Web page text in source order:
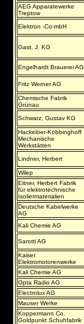
AEG Apparatewerke
Treptow
Elektron -Co-mbH
Gast, J. KG
Engelhardt Brauerei AG
Fritz Werner AG
Chemische Fabrik
Grünau
Schwarz, Gustav KG
Hackelöer-Köbbinghoff
Mechanische
Werkstätten
Lindner, Herbert
Wilep
Eitner, Herbert Fabrik
für elektrotechnische
Isoliermaterialien
Deutsche Kabelwerke
AG
Kali Chemie AG
Sarotti AG
Kaiser
Elektromotorenwerke
Kali Chemie AG
Opta Radio AG
Electrolux AG
Mauser Werke
Koppermann Co.
Goldpunkt Schuhfabrik